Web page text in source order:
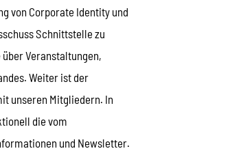
von Corporate Identity und
Schnittstelle zu
Veranstaltungen,
Weiter ist der
unseren Mitgliedern. In
die vom
und Newsletter.